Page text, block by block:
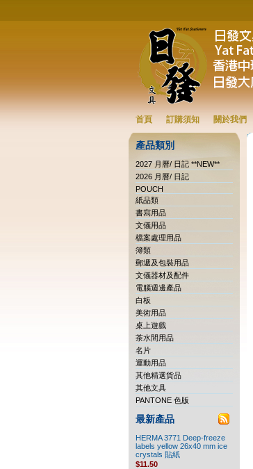
首頁 訂購須知 關於我們
產品類別
2027 月曆/ 日記 **NEW**
2026 月曆/ 日記
POUCH
紙品類
書寫用品
文儀用品
檔案處理用品
簿類
郵遞及包裝用品
文儀器材及配件
電腦週邊產品
白板
美術用品
桌上遊戲
茶水間用品
名片
運動用品
其他精選貨品
其他文具
PANTONE 色版
最新產品
HERMA 3771 Deep-freeze
labels yellow 26x40 mm ice
crystals 貼紙
$11.50